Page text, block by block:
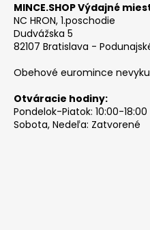
MINCE.SHOP Výdajné
NC HRON, 1.poschodie
Dudvážska 5
82107 Bratislava -
Obehové euromince
Otváracie hodiny:
Pondelok-Piatok: 10:00-18:00
Sobota, Nedeľa: Zatvorené